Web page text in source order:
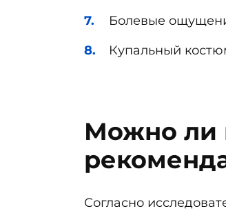
Болевые
Купальный
Можно ли
Согласно